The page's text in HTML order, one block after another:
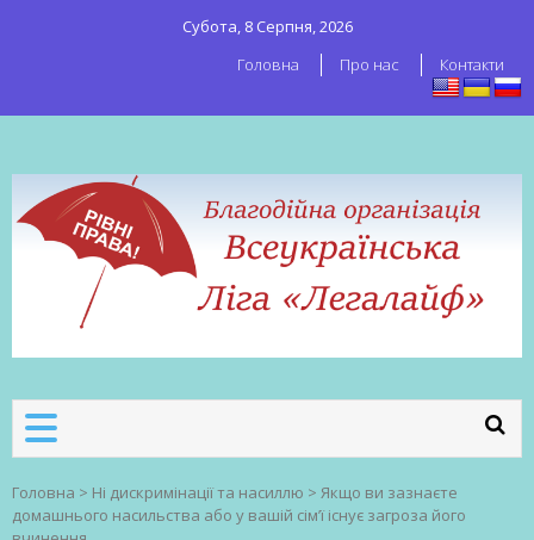
Субота, 8 Серпня, 2026
Головна
Про нас Контакти
робітників
Головна > Ні дискримінації та насиллю > Якщо ви зазнаєте
домашнього насильства або у вашій сім’ї існує загроза його